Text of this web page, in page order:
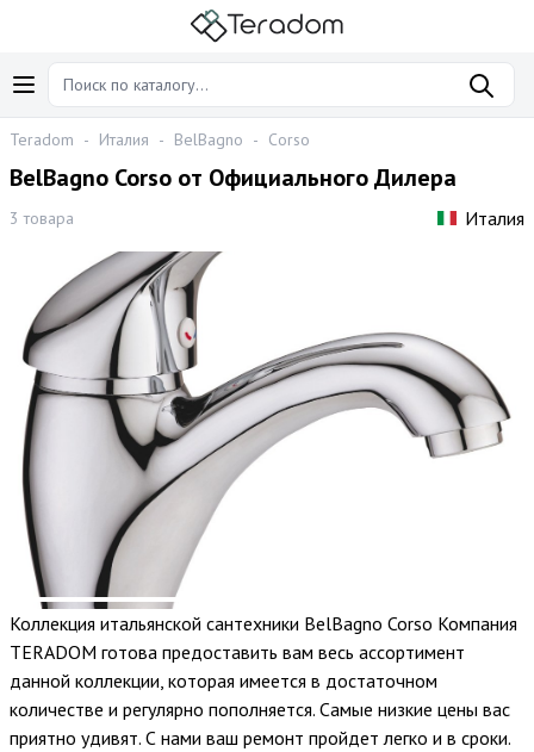
Teradom - Италия - BelBagno - Corso
BelBagno Corso от Официального Дилера
3 товара Италия
Коллекция итальянской сантехники BelBagno Corso Компания
TERADOM готова предоставить вам весь ассортимент
данной коллекции, которая имеется в достаточном
количестве и регулярно пополняется. Самые низкие цены вас
приятно удивят. С нами ваш ремонт пройдет легко и в сроки.